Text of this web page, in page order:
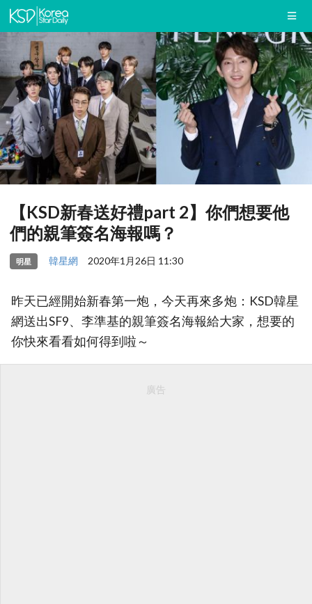
【KSD新春送好禮part 2】你們想要他
們的親筆簽名海報嗎？
明星 韓星網 2020年1月26日 11:30
昨天已經開始新春第一炮，今天再來多炮：KSD韓星
網送出SF9、李準基的親筆簽名海報給大家，想要的
你快來看看如何得到啦～
廣告